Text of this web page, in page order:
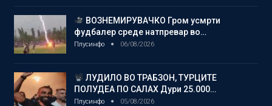
ВОЗНЕМИРУВАЧКО Гром усмрти
фудбалер среде натпревар во…
Плусинфо 06/08/2026
ЛУДИЛО ВО ТРАБЗОН, ТУРЦИТЕ
ПОЛУДЕА ПО САЛАХ Дури 25.000…
Плусинфо 05/08/2026